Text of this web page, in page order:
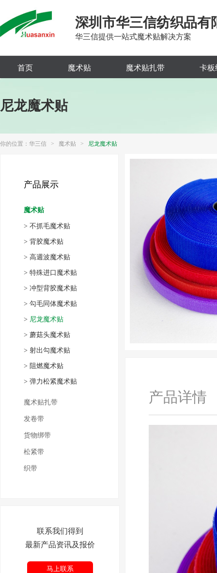
深圳市华三信纺织品有
华三信提供一站式魔术贴解决方案
首页 魔术贴 魔术贴扎带 卡板
尼龙魔术贴
你的位置： 华三信 > 魔术贴 > 尼龙魔术贴
产品展示
魔术贴
> 不抓毛魔术贴
> 背胶魔术贴
> 高週波魔术贴
> 特殊进口魔术贴
> 冲型背胶魔术贴
> 勾毛同体魔术贴
> 尼龙魔术贴
> 蘑菇头魔术贴
> 射出勾魔术贴
> 阻燃魔术贴
> 弹力松紧魔术贴
魔术贴扎带
发卷带
货物绑带
松紧带
织带
联系我们得到
最新产品资讯及报价
马上联系
产品详情